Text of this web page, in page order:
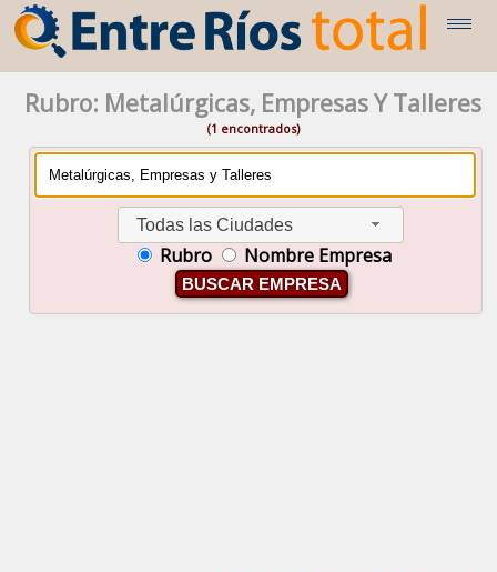
Rubro: Metalúrgicas, Empresas Y Talleres
(1 encontrados)
Todas las Ciudades
Rubro Nombre Empresa
BUSCAR EMPRESA